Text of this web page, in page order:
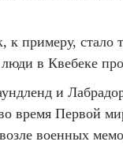
примеру, стало
в Квебеке
и
время Первой
военных